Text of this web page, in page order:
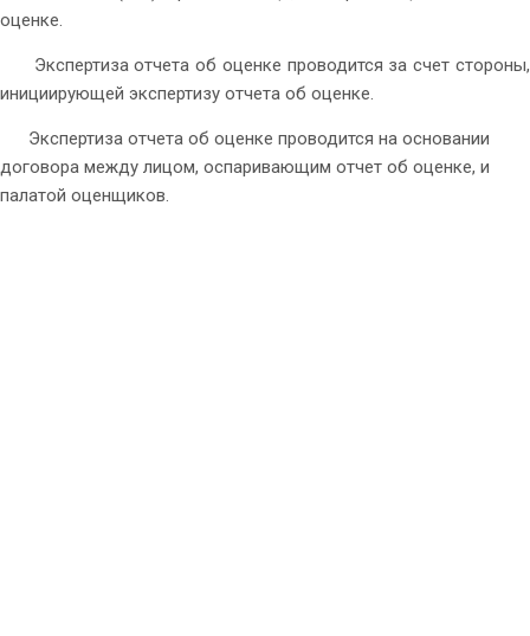
оценке.
Экспертиза отчета об оценке проводится за счет стороны,
инициирующей экспертизу отчета об оценке.
Экспертиза отчета об оценке проводится на основании
договора между лицом, оспаривающим отчет об оценке, и
палатой оценщиков.